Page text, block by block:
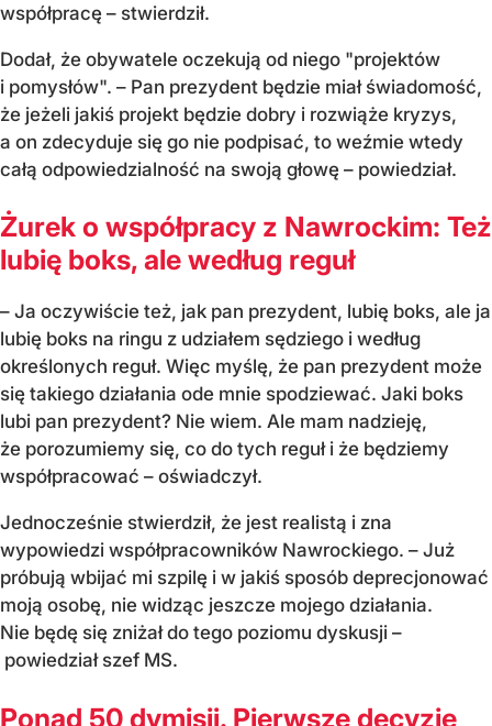
współpracę – stwierdził.
Dodał, że obywatele oczekują od niego "projektów
i pomysłów". – Pan prezydent będzie miał świadomość,
że jeżeli jakiś projekt będzie dobry i rozwiąże kryzys,
a on zdecyduje się go nie podpisać, to weźmie wtedy
całą odpowiedzialność na swoją głowę – powiedział.
Żurek o współpracy z Nawrockim: Też
lubię boks, ale według reguł
– Ja oczywiście też, jak pan prezydent, lubię boks, ale ja
lubię boks na ringu z udziałem sędziego i według
określonych reguł. Więc myślę, że pan prezydent może
się takiego działania ode mnie spodziewać. Jaki boks
lubi pan prezydent? Nie wiem. Ale mam nadzieję,
że porozumiemy się, co do tych reguł i że będziemy
współpracować – oświadczył.
Jednocześnie stwierdził, że jest realistą i zna
wypowiedzi współpracowników Nawrockiego. – Już
próbują wbijać mi szpilę i w jakiś sposób deprecjonować
moją osobę, nie widząc jeszcze mojego działania.
Nie będę się zniżał do tego poziomu dyskusji –
powiedział szef MS.
Ponad 50 dymisji. Pierwsze decyzje